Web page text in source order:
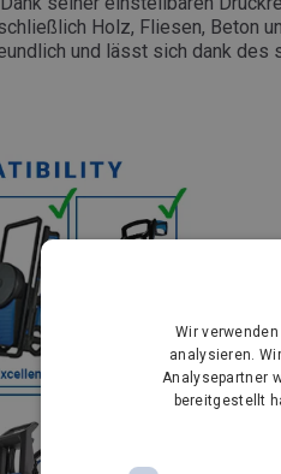
Holz, Fliesen, Beton
und lässt sich dank
oder feste Reinigung
und mittelgroße Bereiche
Wir
analysieren.
Analysepartner
bereitgestellt